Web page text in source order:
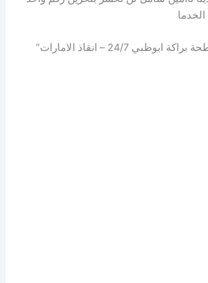
24/7 – انقاذ الامارات“